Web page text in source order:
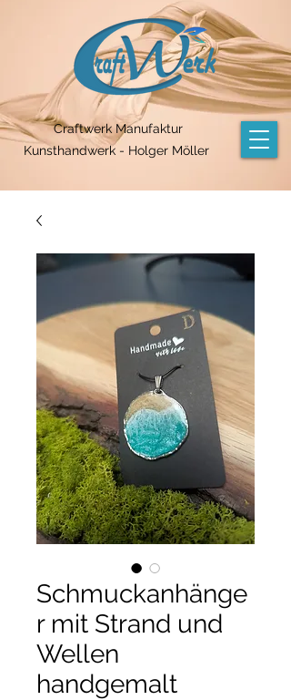
Craftwerk Manufaktur
Kunsthandwerk - Holger Möller
Schmuckanhänge
r mit Strand und
Wellen
handgemalt